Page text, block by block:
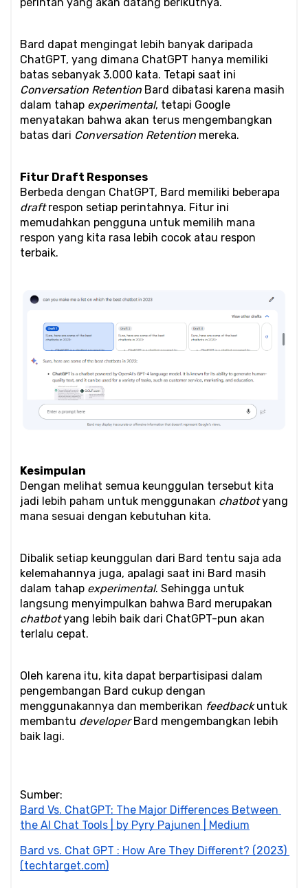
perintah yang akan datang berikutnya.
Bard dapat mengingat lebih banyak daripada
ChatGPT, yang dimana ChatGPT hanya memiliki
Conversation Retention Bard dibatasi karena masih
dalam tahap experimental, tetapi Google
menyatakan bahwa akan terus mengembangkan
batas dari Conversation Retention mereka.
Fitur Draft Responses
draft respon setiap perintahnya. Fitur ini
memudahkan pengguna untuk memilih mana
respon yang kita rasa lebih cocok atau respon
terbaik.
Kesimpulan
Dengan melihat semua keunggulan tersebut kita
jadi lebih paham untuk menggunakan chatbot yang
mana sesuai dengan kebutuhan kita.
Dibalik setiap keunggulan dari Bard tentu saja ada
kelemahannya juga, apalagi saat ini Bard masih
dalam tahap experimental. Sehingga untuk
chatbot yang lebih baik dari ChatGPT-pun akan
terlalu cepat.
Oleh karena itu, kita dapat berpartisipasi dalam
pengembangan Bard cukup dengan
menggunakannya dan memberikan feedback untuk
membantu developer Bard mengembangkan lebih
baik lagi.
Sumber:
Bard Vs. ChatGPT: The Major Differences Between
the AI Chat Tools | by Pyry Pajunen | Medium
Bard vs. Chat GPT : How Are They Different? (2023)
(techtarget.com)